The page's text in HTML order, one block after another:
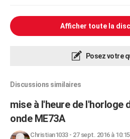
Afficher toute la
Posez votre
Discussions similaires
mise à l'heure de l'horloge
onde ME73A
Christian1033- 27 sept. 2016 à 10:15